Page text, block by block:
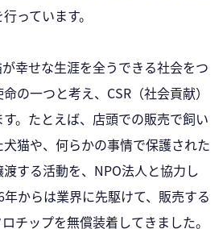
っています。
幸せな生涯を全うできる社会をつ
の一つと考え、CSR（社会貢献）
。たとえば、店頭での販売で飼い
猫や、何らかの事情で保護された
する活動を、NPO法人と協力し
からは業界に先駆けて、販売する
チップを無償装着してきました。